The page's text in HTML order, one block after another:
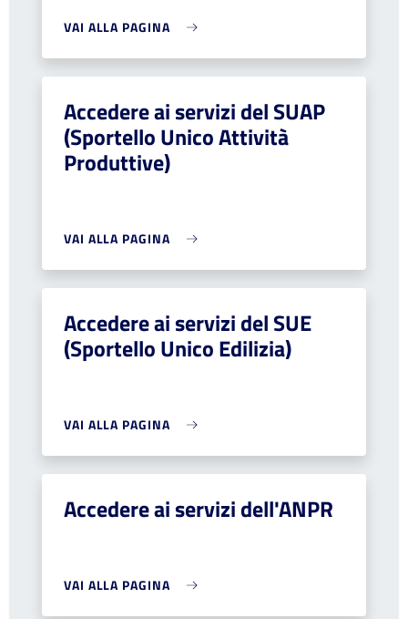
VAI ALLA PAGINA
Accedere ai servizi del SUAP
(Sportello Unico Attività
Produttive)
VAI ALLA PAGINA
Accedere ai servizi del SUE
(Sportello Unico Edilizia)
VAI ALLA PAGINA
Accedere ai servizi dell'ANPR
VAI ALLA PAGINA